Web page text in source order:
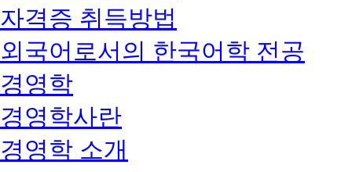
자격증 취득방법
외국어로서의 한국어학 전공
경영학
경영학사란
경영학 소개